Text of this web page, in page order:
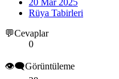
Rüya Tabirleri
💬Cevaplar
0
👁️‍🗨️Görüntüleme